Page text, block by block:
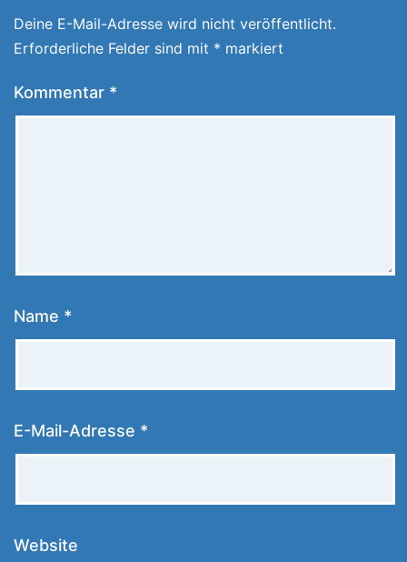
Deine E-Mail-Adresse wird nicht veröffentlicht.
Erforderliche Felder sind mit * markiert
Kommentar *
Name *
E-Mail-Adresse *
Website